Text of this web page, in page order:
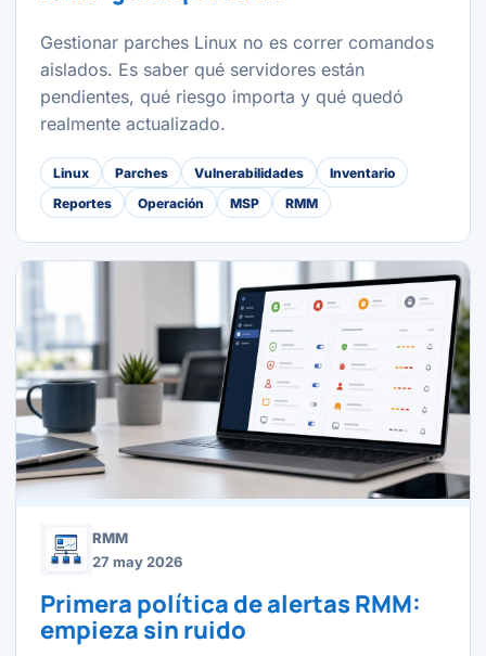
Gestionar parches Linux no es correr comandos
aislados. Es saber qué servidores están
pendientes, qué riesgo importa y qué quedó
realmente actualizado.
Linux Parches Vulnerabilidades
Inventario
Reportes
Operación MSP RMM
RMM
27 may 2026
Primera política de alertas RMM:
empieza sin ruido